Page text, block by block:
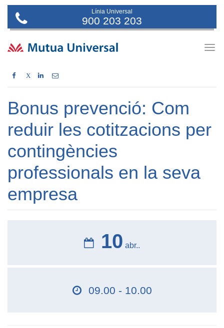
Línia Universal
900 203 203
X
Bonus prevenció: Com
reduir les cotitzacions per
contingències
professionals en la seva
empresa
10 abr..
09.00 - 10.00